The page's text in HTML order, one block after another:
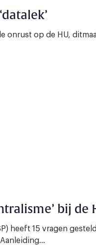
onrust op de HU, ditmaal
bij de
heeft 15 vragen